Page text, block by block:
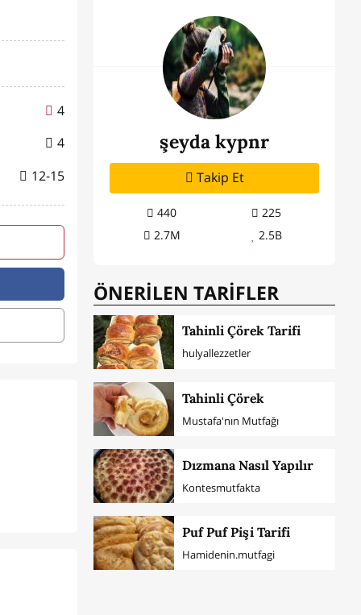
4
4
12-15
şeyda kypnr
Takip Et
440
225
2.7M
2.5B
ÖNERİLEN TARİFLER
Tahinli Çörek Tarifi
hulyallezzetler
Tahinli Çörek
Mustafa'nın Mutfağı
Dızmana Nasıl Yapılır
Kontesmutfakta
Puf Puf Pişi Tarifi
Hamidenin.mutfagi